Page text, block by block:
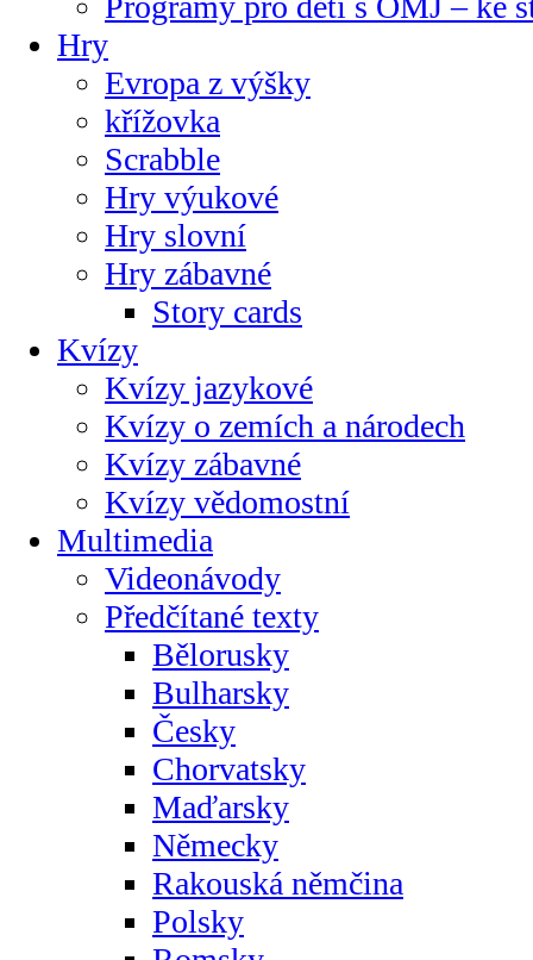
Hry
Evropa z výšky
křížovka
Scrabble
Hry výukové
Hry slovní
Hry zábavné
Story cards
Kvízy
Kvízy jazykové
Kvízy o zemích a národech
Kvízy zábavné
Kvízy vědomostní
Multimedia
Videonávody
Předčítané texty
Bělorusky
Bulharsky
Česky
Chorvatsky
Maďarsky
Německy
Rakouská němčina
Polsky